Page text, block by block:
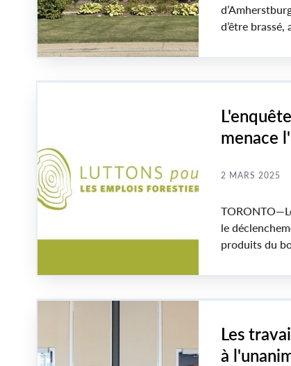
d’être
menace
2 MARS 2025
le
produits du
milliers
Les
à